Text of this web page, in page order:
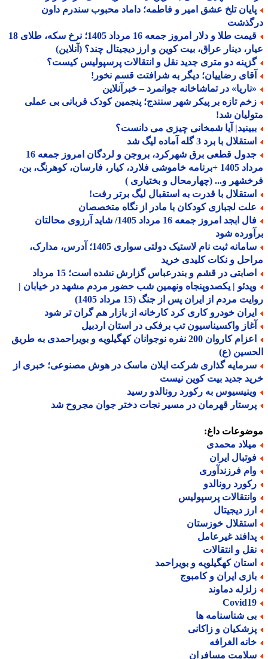
تلخ عشق امیر و فاطمه؛ داماد محبوب سندرم داون
قیمت طلا و دلار امروز جمعه 16 مرداد 1405؛ نرخ سکه، طلای 18
دینار عراق، بیت کوین و ارز دیجیتال چند؟ (آنلاین)
دو متری جدید نقل و انتقالات پرسپولیس کیست؟
رضاییان؛ دیگر به شرافتت قسم نخور!
در تماشاخانه جوانمرد – خبرآنلاین
تازه بر پیکر شهر سنندج؛ پنجمین کودک قربانی بی عملی
شد!
آیا شمخانی چیزی می دانست؟
با برد 3 گله آماده لیگ شد
جدول قطعی برق شهرکرد، بروجن و لردگان امروز جمعه 16
مرداد 1405 +برنامه خاموشی فلارد، کیار، فارسان، کوهرنگ، بن،
و... (چهارمحال و بختیاری )
با قدرت به استقبال لیگ برتر رفت!
لجبازی کودکان با مادر از نگاه متخصصان
فال ابجد امروز جمعه 16 مرداد 1405/ شاید آرزوی محالتان
شود
سامانه ثبت نام لاستیک دولتی سواری 1405؛ آدرس، مدارک،
و نکات کلیدی خرید
در قشم و بندرعباس گزارش نشده است؛ 15 مرداد
| یکصدوپنجاه ونهمین شب حضور مردم مشهد در خیابان |
مردم از ایران پس از جنگ (15 مرداد 1405)
خودرو کاری کرد کارخانه از بازار هم گران تر شود
واکسیناسیون تب برفکی در استان اردبیل
اعزام کاروان 200 نفره نوجوانان کهگیلویه و بویراحمدی به طریق
(ع)
گذاری شرکت ایلان ماسک در هوش مصنوعی؛ خبری از
جدید بیت کوین نیست
به رکورد رونالدو رسید
قهرمان در مسیر نجات دختر جوان مجروح شد
داغ:
محمدی
ایران
فرزندآوری
رونالدو
پرسپولیس
دیجیتال
خوزستان
غیرعامل
و انتقالات
کهگیلویه و بویراحمد
ایران و کامبوج
دماوند
شناسنامه ها
و زاکانی
الغرافه
مسافران